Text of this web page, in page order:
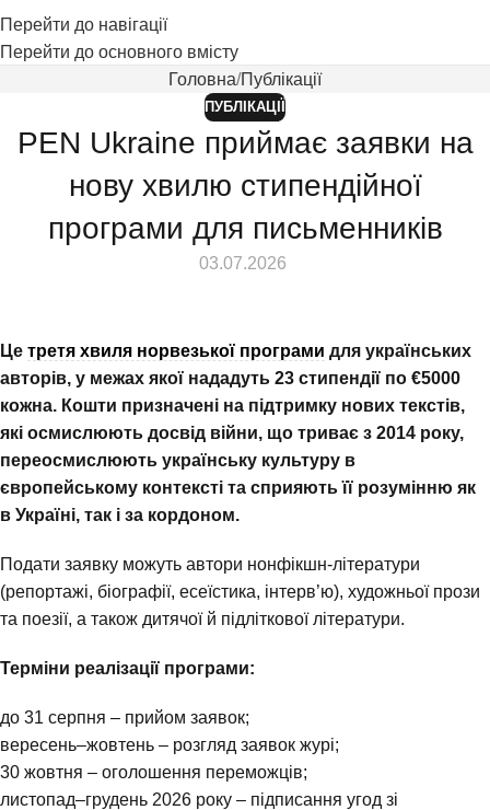
Перейти до навігації
Перейти до основного вмісту
Головна Публікації
ПУБЛІКАЦІЇ
PEN Ukraine приймає заявки на
нову хвилю стипендійної
програми для письменників
⠀ 03.07.2026
Це третя хвиля норвезької програми для українських
авторів, у межах якої нададуть 23 стипендії по €5000
кожна. Кошти призначені на підтримку нових текстів,
які осмислюють досвід війни, що триває з 2014 року,
переосмислюють українську культуру в
європейському контексті та сприяють її розумінню як
в Україні, так і за кордоном.
Подати заявку можуть автори нонфікшн-літератури
(репортажі, біографії, есеїстика, інтерв’ю), художньої прози
та поезії, а також дитячої й підліткової літератури.
Терміни реалізації програми:
до 31 серпня – прийом заявок;
вересень–жовтень – розгляд заявок журі;
30 жовтня – оголошення переможців;
листопад–грудень 2026 року – підписання угод зі